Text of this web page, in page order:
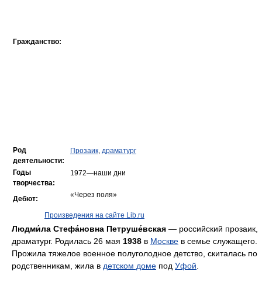
Гражданство:
Род
деятельности:
Прозаик, драматург
Годы
творчества:
1972—наши дни
Дебют: «Через поля»
Произведения на сайте Lib.ru
Людми́ла Стефа́новна Петруше́вская — российский прозаик,
драматург. Родилась 26 мая 1938 в Москве в семье служащего.
Прожила тяжелое военное полуголодное детство, скиталась по
родственникам, жила в детском доме под Уфой